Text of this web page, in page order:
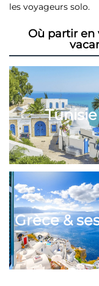
les voyageurs solo.
Où partir en
Tunisie
Grèce &